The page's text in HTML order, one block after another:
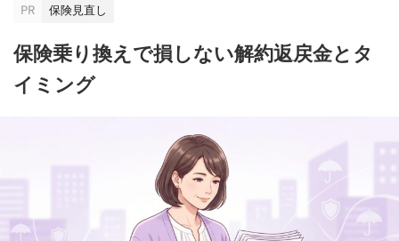
PR
保険見直し
保険乗り換えで損しない解約返戻金とタ
イミング